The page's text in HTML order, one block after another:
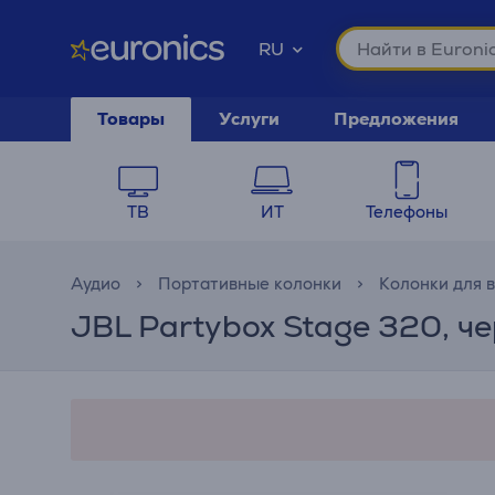
RU
Товары Услуги Предложения
ТВ ИТ Телефоны
Аудио Портативные колонки Колонки для
JBL Partybox Stage 320,